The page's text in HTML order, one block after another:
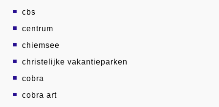
cbs
centrum
chiemsee
christelijke vakantieparken
cobra
cobra art